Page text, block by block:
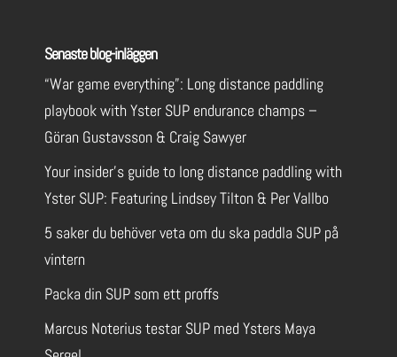
Senaste blog-inläggen
“War game everything”: Long distance paddling
playbook with Yster SUP endurance champs –
Göran Gustavsson & Craig Sawyer
Your insider’s guide to long distance paddling with
Yster SUP: Featuring Lindsey Tilton & Per Vallbo
5 saker du behöver veta om du ska paddla SUP på
vintern
Packa din SUP som ett proffs
Marcus Noterius testar SUP med Ysters Maya